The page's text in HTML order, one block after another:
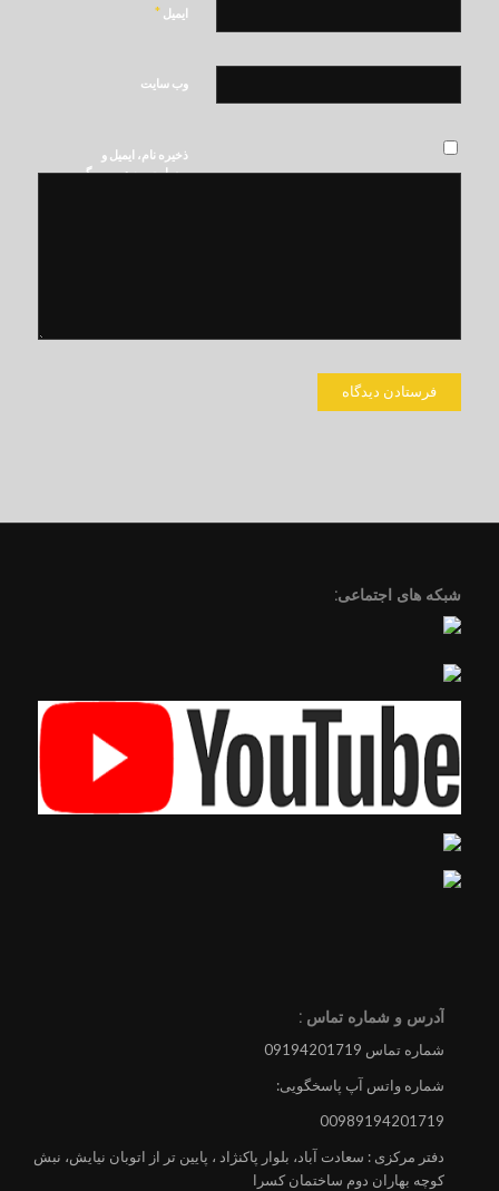
ایمیل *
وب‌ سایت
ذخیره نام، ایمیل و
وبسایت من در مرورگر
شبکه های اجتماعی:
آدرس و شماره تماس :
شماره تماس 09194201719
شماره واتس آپ پاسخگویی:
00989194201719
دفتر مرکزی : سعادت آباد، بلوار پاکنژاد ، پایین تر از اتوبان نیایش، نبش
کوچه بهاران دوم ساختمان کسرا